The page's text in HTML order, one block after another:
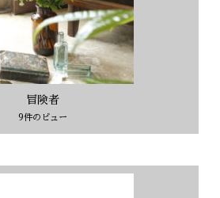
冒険者
9件のビュー